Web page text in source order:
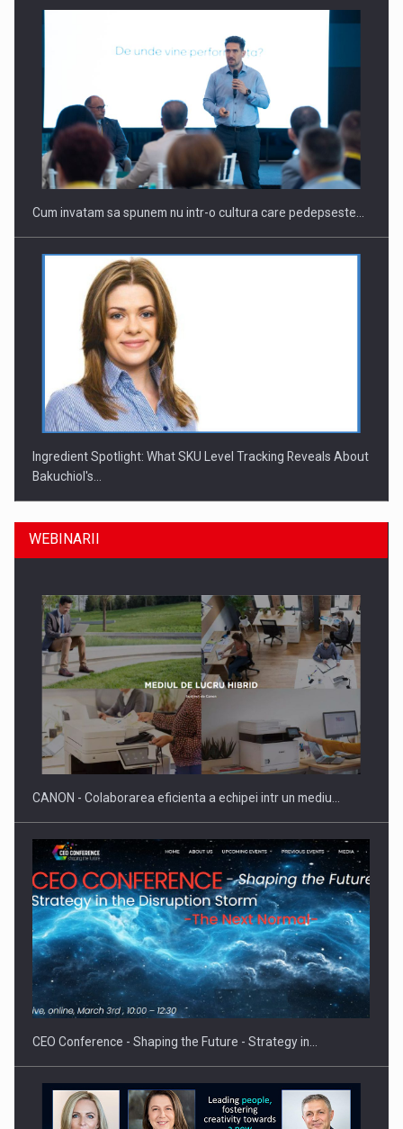
Cum invatam sa spunem nu intr-o cultura care pedepseste…
Ingredient Spotlight: What SKU Level Tracking Reveals About
Bakuchiol's…
Producatorii si comerciantii care nu se supun noilor
reglementari…
Proteinmaxxing and the Future of Protein Demand
WEBINARII
CANON - Colaborarea eficienta a echipei intr un mediu…
CEO Conference - Shaping the Future - Strategy in…